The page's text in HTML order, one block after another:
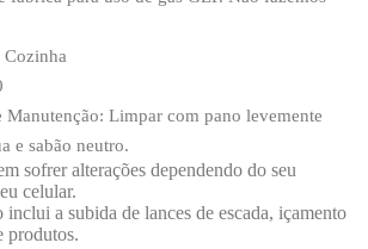
Manutenção: Limpar com pano levemente
e sabão neutro.
sofrer alterações dependendo do seu
celular.
inclui a subida de lances de escada, içamento
produtos.